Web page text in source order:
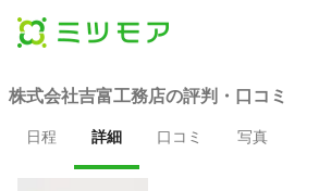
株式会社吉富工務店の評判・口コミ
日程 詳細 口コミ 写真